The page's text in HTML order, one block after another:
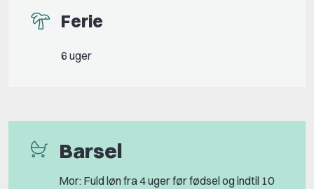
Ferie
6 uger
Barsel
Mor: Fuld løn fra 4 uger før fødsel og indtil 10